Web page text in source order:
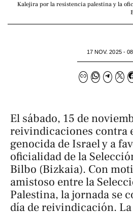
Kalejira por la resistencia palestina y la
17 NOV. 2025 -
El sábado, 15 de
reivindicaciones contra
genocida de Israel y a
oficialidad de la
Bilbo (Bizkaia). Con
amistoso entre la
Palestina, la jornada se
día de reivindicación.